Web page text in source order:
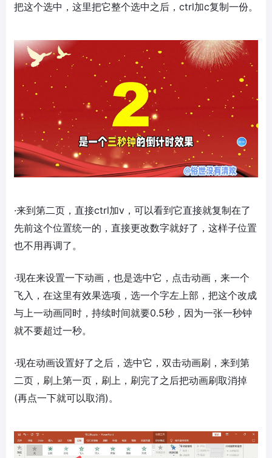
把这个选中，这里把它整个选中之后，ctrl加c复制一份。
·来到第二页，直接ctrl加v，可以看到它直接就复制在了
先前这个位置统一的，直接更改数字就好了，这样子位置
也不用再调了。
·现在来设置一下动画，也是选中它，点击动画，来一个
飞入，在这里有效果选项，选一个字左上部，把这个改成
与上一动画同时，持续时间就要0.5秒，因为一张一秒钟
就不要超过一秒。
·现在动画设置好了之后，选中它，双击动画刷，来到第
二页，刷上第一页，刷上，刷完了之后把动画刷取消掉
(再点一下就可以取消)。